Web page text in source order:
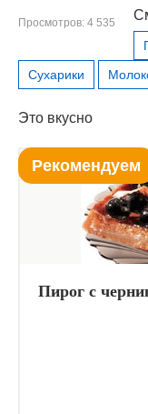
Просмотров: 4 535
Сухарики
Это вкусно
Рекомендуем
Пирог с